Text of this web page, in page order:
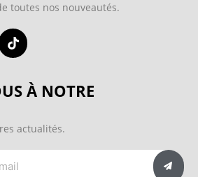
toutes nos nouveautés.
À NOTRE
actualités.